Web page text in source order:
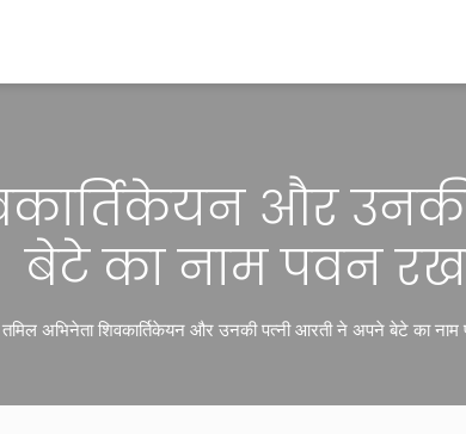
और
बेटे का नाम पवन
तमिल अभिनेता शिवकार्तिकेयन और उनकी पत्नी आरती ने अपने बेटे का नाम